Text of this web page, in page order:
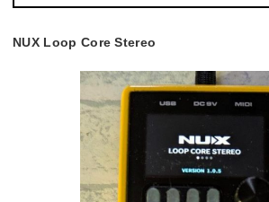
NUX Loop Core Stereo